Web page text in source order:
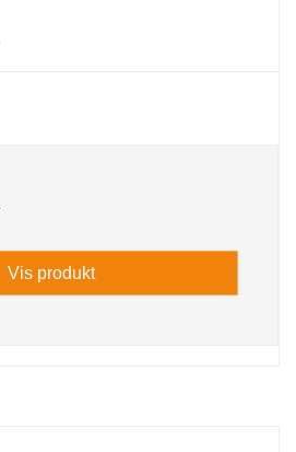
Vis produkt